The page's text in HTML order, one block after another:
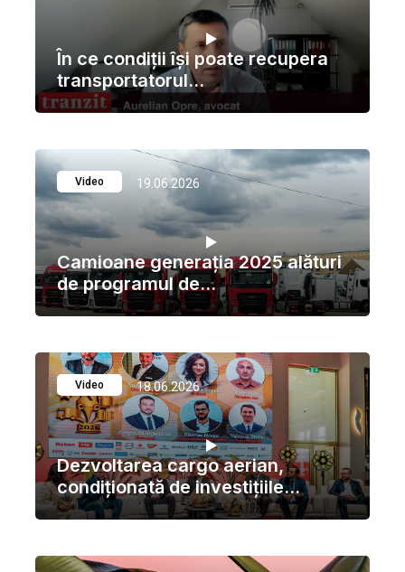
În ce condiții își poate recupera
transportatorul...
Video 19.06.2026
Camioane generația 2025 alături
de programul de...
Video 18.06.2026
Dezvoltarea cargo aerian,
condiționată de investițiile...